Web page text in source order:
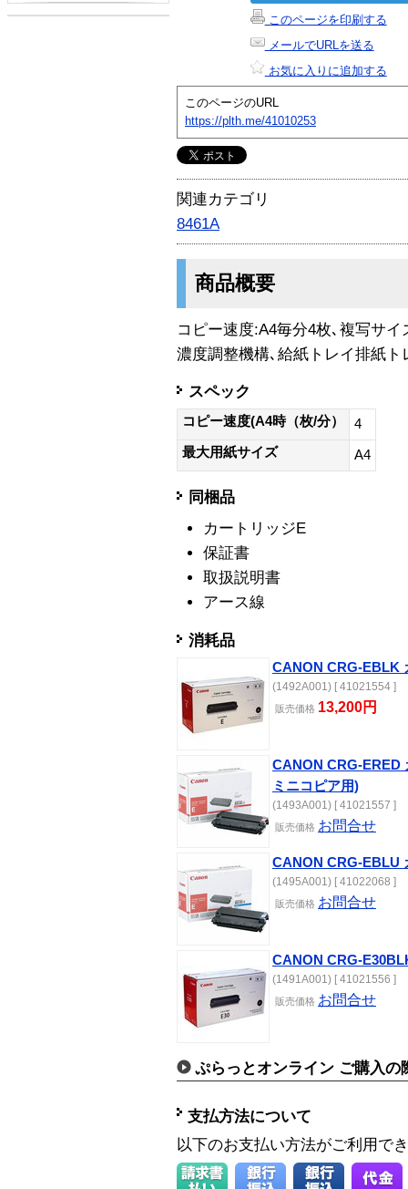
このページを印刷する
メールでURLを送る
お気に入りに追加する
このページのURL
https://plth.me/41010253
関連カテゴリ
8461A
商品概要
コピー速度:A4毎分4枚､複写サ
濃度調整機構､給紙トレイ排紙ト
スペック
コピー速度(A4時（枚/分）
4
最大用紙サイズ
A4
同梱品
カートリッジE
保証書
取扱説明書
アース線
消耗品
CANON CRG-EBLK
(1492A001) [ 41021554 ]
販売価格 13,200円
CANON CRG-ERED
ミニコピア用)
(1493A001) [ 41021557 ]
販売価格 お問合せ
CANON CRG-EBLU
(1495A001) [ 41022068 ]
販売価格 お問合せ
CANON CRG-
(1491A001) [ 41021556 ]
販売価格 お問合せ
ぷらっとオンライン ご購入の
支払方法について
以下のお支払い方法がご利用で